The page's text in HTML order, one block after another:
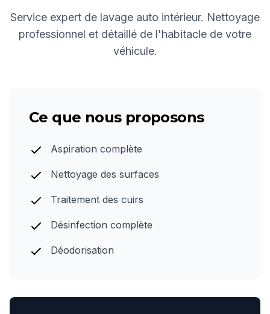
Service expert de lavage auto intérieur. Nettoyage
professionnel et détaillé de l'habitacle de votre
véhicule.
Ce que nous proposons
Aspiration complète
Nettoyage des surfaces
Traitement des cuirs
Désinfection complète
Déodorisation